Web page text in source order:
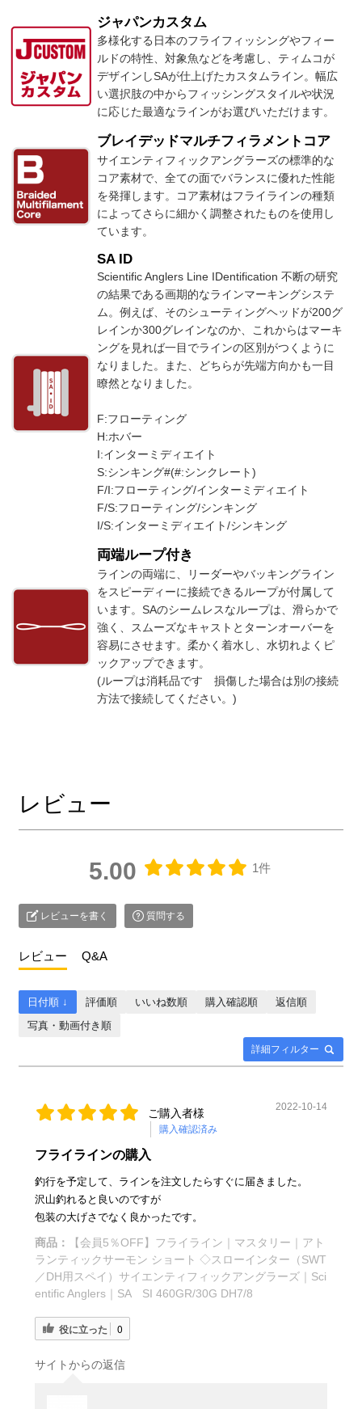
ジャパンカスタム
多様化する日本のフライフィッシングやフィー
ルドの特性、対象魚などを考慮し、ティムコが
デザインしSAが仕上げたカスタムライン。幅広
い選択肢の中からフィッシングスタイルや状況
に応じた最適なラインがお選びいただけます。
ブレイデッドマルチフィラメントコア
サイエンティフィックアングラーズの標準的な
コア素材で、全ての面でバランスに優れた性能
を発揮します。コア素材はフライラインの種類
によってさらに細かく調整されたものを使用し
ています。
SA ID
Scientific Anglers Line IDentification 不断の研究
の結果である画期的なラインマーキングシステ
ム。例えば、そのシューティングヘッドが200グ
レインか300グレインなのか、これからはマーキ
ングを見れば一目でラインの区別がつくように
なりました。また、どちらが先端方向かも一目
瞭然となりました。
F:フローティング
H:ホバー
I:インターミディエイト
S:シンキング#(#:シンクレート)
F/I:フローティング/インターミディエイト
F/S:フローティング/シンキング
I/S:インターミディエイト/シンキング
両端ループ付き
ラインの両端に、リーダーやバッキングライン
をスピーディーに接続できるループが付属して
います。SAのシームレスなループは、滑らかで
強く、スムーズなキャストとターンオーバーを
容易にさせます。柔かく着水し、水切れよくピ
ックアップできます。
(ループは消耗品です 損傷した場合は別の接続
方法で接続してください。)
レビュー
5.00 1件
レビューを書く 質問する
レビュー Q&A
詳細フィルター
日付順 ↓ 評価順 いいね数順 購入確認順
返信順
写真・動画付き順
ご購入者様
購入確認済み
2022-10-14
フライラインの購入
釣行を予定して、ラインを注文したらすぐに届きました。
沢山釣れると良いのですが
包装の大げさでなく良かったです。
商品：
【会員5％OFF】フライライン｜マスタリー｜アト
ランティックサーモン ショート ◇スローインター（SWT
／DH用スペイ）サイエンティフィックアングラーズ｜Sci
entific Anglers｜SA SI 460GR/30G DH7/8
役に立った 0
サイトからの返信